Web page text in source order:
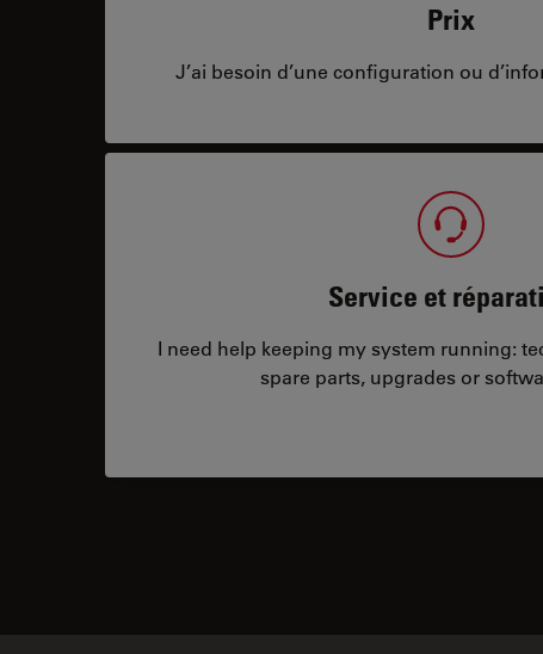
Prix
J’ai besoin d’une configuration ou
Service et
I need help keeping my system running:
spare parts, upgrades or